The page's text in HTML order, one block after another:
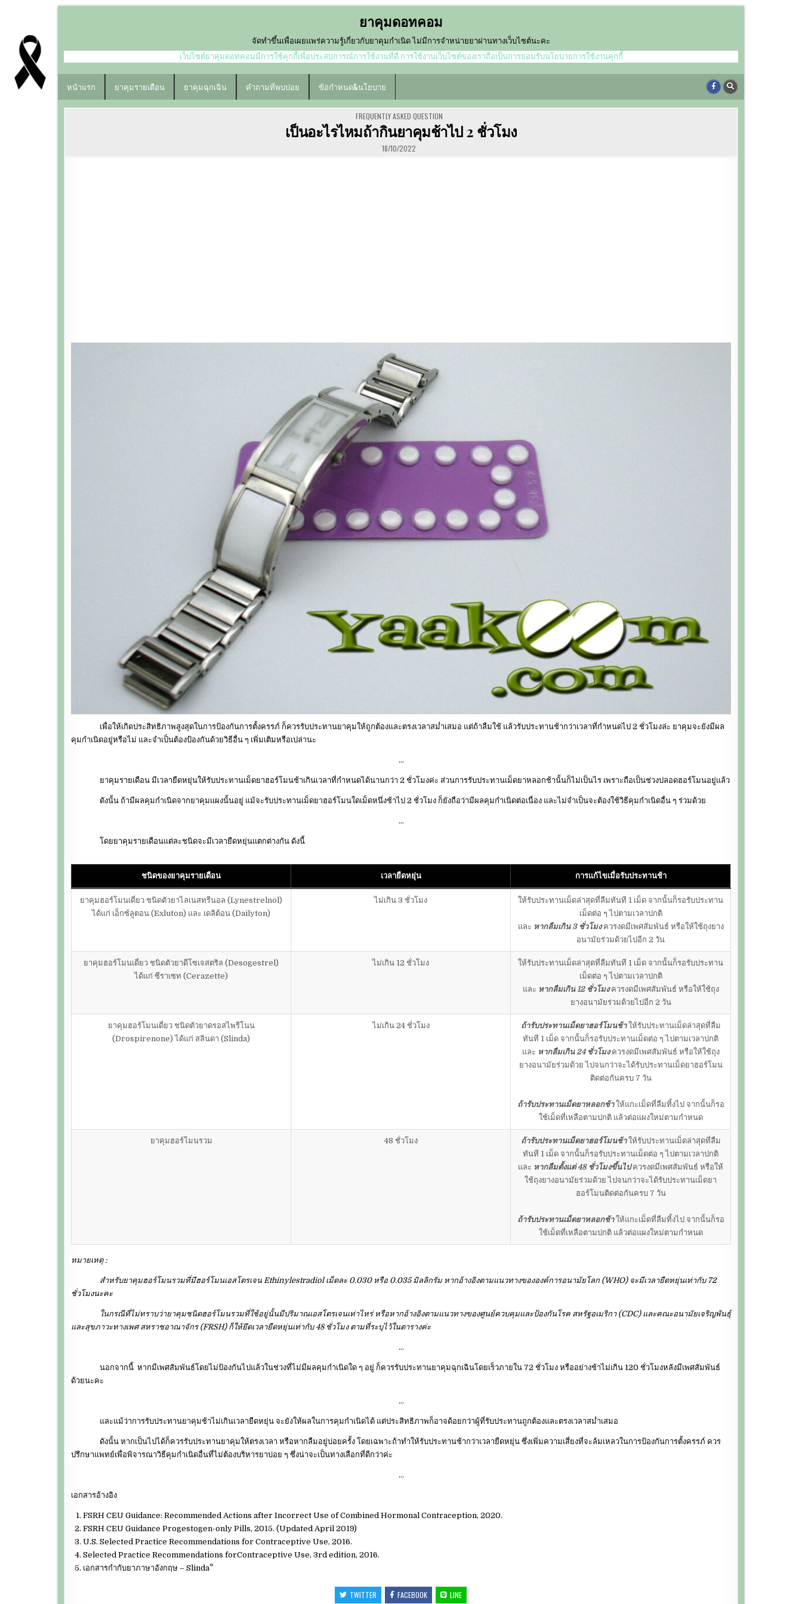
content
ยาคุมดอทคอม
จัดทำขึ้นเพื่อเผยแพร่ความรู้เกี่ยวกับยาคุมกำเนิด ไม่มีการจำหน่ายยาผ่านทางเว็บไซต์นะคะ
เว็บไซต์ยาคุมดอทคอมมีการใช้คุกกี้เพื่อประสบการณ์การใช้งานที่ดี การใช้งานเว็บไซต์ของเราถือเป็นการยอมรับนโยบายการใช้งานคุกกี้
หน้าแรก ยาคุมรายเดือน ยาคุมฉุกเฉิน คำถามที่พบบ่อย ข้อกำหนด&นโยบาย
POSTED
IN
FREQUENTLY ASKED QUESTION
เป็นอะไรไหมถ้ากินยาคุมช้าไป 2 ชั่วโมง
18/10/2022
เพื่อให้เกิดประสิทธิภาพสูงสุดในการป้องกันการตั้งครรภ์ ก็ควรรับประทานยาคุมให้ถูกต้องและตรงเวลาสม่ำเสมอ แต่ถ้าลืมใช้ แล้วรับประทานช้ากว่าเวลาที่กำหนดไป 2 ชั่วโมงล่ะ ยาคุมจะยังมีผล
คุมกำเนิดอยู่หรือไม่ และจำเป็นต้องป้องกันด้วยวิธีอื่น ๆ เพิ่มเติมหรือเปล่านะ
…
ยาคุมรายเดือน มีเวลายืดหยุ่นให้รับประทานเม็ดยาฮอร์โมนช้าเกินเวลาที่กำหนดได้นานกว่า 2 ชั่วโมงค่ะ ส่วนการรับประทานเม็ดยาหลอกช้านั้นก็ไม่เป็นไร เพราะถือเป็นช่วงปลอดฮอร์โมนอยู่แล้ว
ดังนั้น ถ้ามีผลคุมกำเนิดจากยาคุมแผงนั้นอยู่ แม้จะรับประทานเม็ดยาฮอร์โมนใดเม็ดหนึ่งช้าไป 2 ชั่วโมง ก็ยังถือว่ามีผลคุมกำเนิดต่อเนื่อง และไม่จำเป็นจะต้องใช้วิธีคุมกำเนิดอื่น ๆ ร่วมด้วย
…
โดยยาคุมรายเดือนแต่ละชนิดจะมีเวลายืดหยุ่นแตกต่างกัน ดังนี้
ชนิดของยาคุมรายเดือน เวลายืดหยุ่น การแก้ไขเมื่อรับประทานช้า
ยาคุมฮอร์โมนเดี่ยว ชนิดตัวยาไลเนสทรีนอล (Lynestrelnol)
ได้แก่ เอ็กซ์ลูตอน (Exluton) และ เดลิต้อน (Dailyton)
ไม่เกิน 3 ชั่วโมง
ให้รับประทานเม็ดล่าสุดที่ลืมทันที 1 เม็ด จากนั้นก็รอรับประทาน
เม็ดต่อ ๆ ไปตามเวลาปกติ
และ หากลืมเกิน 3 ชั่วโมงควรงดมีเพศสัมพันธ์ หรือให้ใช้ถุงยาง
อนามัยร่วมด้วยไปอีก 2 วัน
ยาคุมฮอร์โมนเดี่ยว ชนิดตัวยาดีโซเจสตริล (Desogestrel)
ได้แก่ ซีราเซท (Cerazette)
ไม่เกิน 12 ชั่วโมง
ให้รับประทานเม็ดล่าสุดที่ลืมทันที 1 เม็ด จากนั้นก็รอรับประทาน
เม็ดต่อ ๆ ไปตามเวลาปกติ
และ หากลืมเกิน 12 ชั่วโมงควรงดมีเพศสัมพันธ์ หรือให้ใช้ถุง
ยางอนามัยร่วมด้วยไปอีก 2 วัน
ยาคุมฮอร์โมนเดี่ยว ชนิดตัวยาดรอสไพรีโนน
(Drospirenone) ได้แก่ สลินดา (Slinda)
ไม่เกิน 24 ชั่วโมง ถ้ารับประทานเม็ดยาฮอร์โมนช้าให้รับประทานเม็ดล่าสุดที่ลืม
ทันที 1 เม็ด จากนั้นก็รอรับประทานเม็ดต่อ ๆ ไปตามเวลาปกติ
และ หากลืมเกิน 24 ชั่วโมงควรงดมีเพศสัมพันธ์ หรือให้ใช้ถุง
ยางอนามัยร่วมด้วย ไปจนกว่าจะได้รับประทานเม็ดยาฮอร์โมน
ติดต่อกันครบ 7 วัน
ถ้ารับประทานเม็ดยาหลอกช้าให้แกะเม็ดที่ลืมทิ้งไป จากนั้นก็รอ
ใช้เม็ดที่เหลือตามปกติ แล้วต่อแผงใหม่ตามกำหนด
ยาคุมฮอร์โมนรวม 48 ชั่วโมง ถ้ารับประทานเม็ดยาฮอร์โมนช้าให้รับประทานเม็ดล่าสุดที่ลืม
ทันที 1 เม็ด จากนั้นก็รอรับประทานเม็ดต่อ ๆ ไปตามเวลาปกติ
และ หากลืมตั้งแต่ 48 ชั่วโมงขึ้นไปควรงดมีเพศสัมพันธ์ หรือให้
ใช้ถุงยางอนามัยร่วมด้วย ไปจนกว่าจะได้รับประทานเม็ดยา
ฮอร์โมนติดต่อกันครบ 7 วัน
ถ้ารับประทานเม็ดยาหลอกช้าให้แกะเม็ดที่ลืมทิ้งไป จากนั้นก็รอ
ใช้เม็ดที่เหลือตามปกติ แล้วต่อแผงใหม่ตามกำหนด
หมายเหตุ :
สำหรับยาคุมฮอร์โมนรวมที่มีฮอร์โมนเอสโตรเจน Ethinylestradiol เม็ดละ 0.030 หรือ 0.035 มิลลิกรัม หากอ้างอิงตามแนวทางขององค์การอนามัยโลก (WHO) จะมีเวลายืดหยุ่นเท่ากับ 72
ชั่วโมงนะคะ
ในกรณีที่ไม่ทราบว่ายาคุมชนิดฮอร์โมนรวมที่ใช้อยู่นั้นมีปริมาณเอสโตรเจนเท่าไหร่ หรือหากอ้างอิงตามแนวทางของศูนย์ควบคุมและป้องกันโรค สหรัฐอเมริกา (CDC) และคณะอนามัยเจริญพันธุ์
และสุขภาวะทางเพศ สหราชอาณาจักร (FRSH) ก็ให้ยึดเวลายืดหยุ่นเท่ากับ 48 ชั่วโมง ตามที่ระบุไว้ในตารางค่ะ
…
นอกจากนี้ หากมีเพศสัมพันธ์โดยไม่ป้องกันไปแล้วในช่วงที่ไม่มีผลคุมกำเนิดใด ๆ อยู่ ก็ควรรับประทานยาคุมฉุกเฉินโดยเร็วภายใน 72 ชั่วโมง หรืออย่างช้าไม่เกิน 120 ชั่วโมงหลังมีเพศสัมพันธ์
ด้วยนะคะ
…
และแม้ว่าการรับประทานยาคุมช้าไม่เกินเวลายืดหยุ่น จะยังให้ผลในการคุมกำเนิดได้ แต่ประสิทธิภาพก็อาจด้อยกว่าผู้ที่รับประทานถูกต้องและตรงเวลาสม่ำเสมอ
ดังนั้น หากเป็นไปได้ก็ควรรับประทานยาคุมให้ตรงเวลา หรือหากลืมอยู่บ่อยครั้ง โดยเฉพาะถ้าทำให้รับประทานช้ากว่าเวลายืดหยุ่น ซึ่งเพิ่มความเสี่ยงที่จะล้มเหลวในการป้องกันการตั้งครรภ์ ควร
ปรึกษาแพทย์เพื่อพิจารณาวิธีคุมกำเนิดอื่นที่ไม่ต้องบริหารยาบ่อย ๆ ซึ่งน่าจะเป็นทางเลือกที่ดีกว่าค่ะ
…
เอกสารอ้างอิง
FSRH CEU Guidance: Recommended Actions after Incorrect Use of Combined Hormonal Contraception, 2020.
FSRH CEU Guidance Progestogen-only Pills, 2015. (Updated April 2019)
U.S. Selected Practice Recommendations for Contraceptive Use, 2016.
Selected Practice Recommendations forContraceptive Use, 3rd edition, 2016.
เอกสารกำกับยาภาษาอังกฤษ – Slinda®
TWITTER FACEBOOK LINE